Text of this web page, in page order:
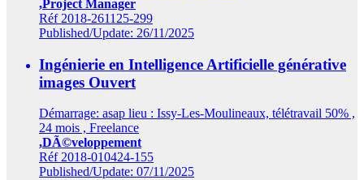
,Project Manager
Réf 2018-261125-299
Published/Update: 26/11/2025
Ingénierie en Intelligence Artificielle générative
images Ouvert
Démarrage: asap lieu : Issy-Les-Moulineaux, télétravail 50% ,
24 mois , Freelance
,DÃ©veloppement
Réf 2018-010424-155
Published/Update: 07/11/2025